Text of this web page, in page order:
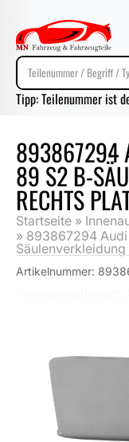
Tipp: Teilenummer ist
893867294
89 S2 B-
RECHTS
Startseite »
» 893867294
Artikelnummer: